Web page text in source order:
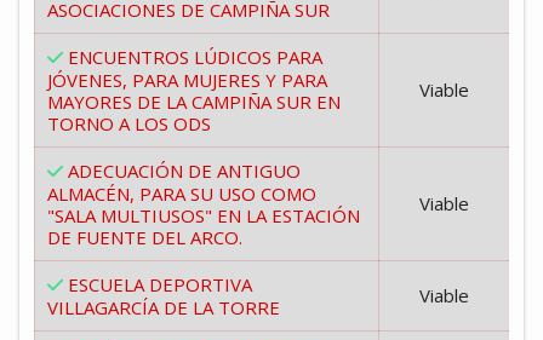
ASOCIACIONES DE CAMPIÑA SUR
ENCUENTROS LÚDICOS PARA
JÓVENES, PARA MUJERES Y PARA
MAYORES DE LA CAMPIÑA SUR EN
TORNO A LOS ODS
Viable
ADECUACIÓN DE ANTIGUO
ALMACÉN, PARA SU USO COMO
"SALA MULTIUSOS" EN LA ESTACIÓN
DE FUENTE DEL ARCO.
Viable
ESCUELA DEPORTIVA
VILLAGARCÍA DE LA TORRE
Viable